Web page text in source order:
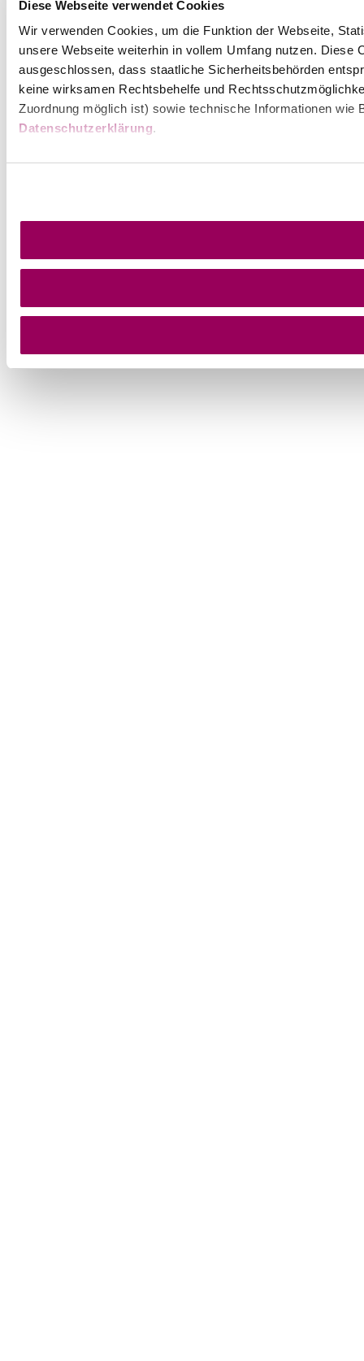
Diese Webseite verwendet Cookies
Wir verwenden Cookies, um die Funktion der Webseite,
unsere Webseite weiterhin in vollem Umfang nutzen.
ausgeschlossen, dass staatliche Sicherheitsbehörden
keine wirksamen Rechtsbehelfe und
Zuordnung möglich ist) sowie technische Informationen
Datenschutzerklärung.